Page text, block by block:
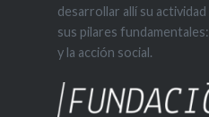
desarrollar allí su
sus pilares
y la acción social.